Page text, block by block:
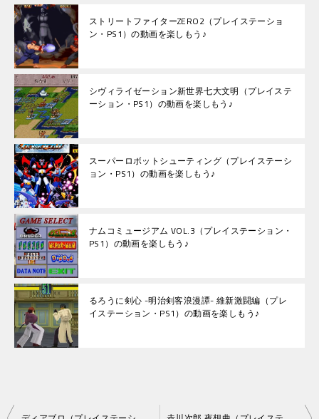
ストリートファイターZERO2（プレイステーショ
ン・PS1）の動画を楽しもう♪
シヴィライゼーション新世界七大文明（プレイステ
ーション・PS1）の動画を楽しもう♪
スーパーロボットシューティング（プレイステーシ
ョン・PS1）の動画を楽しもう♪
ナムコミュージアム VOL.3（プレイステーション・
PS1）の動画を楽しもう♪
るろうに剣心 -明治剣客浪漫譚- 維新激闘編（プレ
イステーション・PS1）の動画を楽しもう♪
投